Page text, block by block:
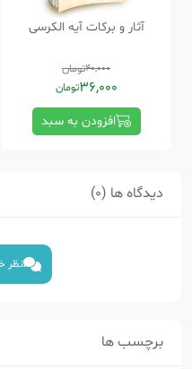
آثار و برکات آیه الکرسی
40,000تومان
36,000تومان
افزودن به سبد
دیدگاه ها (0)
نظر
برچسب ها